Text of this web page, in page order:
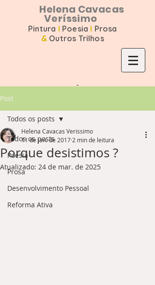
Helena Cavacas
Veríssimo
Pintura I Poesia I Prosa
& Outros Trilhos
Post
Todos os posts
Poesia
Prosa
Desenvolvimento Pessoal
Reforma Ativa
Todos os posts
Porque desistimos ?
Helena Cavacas Verissimo
11 de jan. de 2017 2 min de leitura
Atualizado: 24 de mar. de 2025